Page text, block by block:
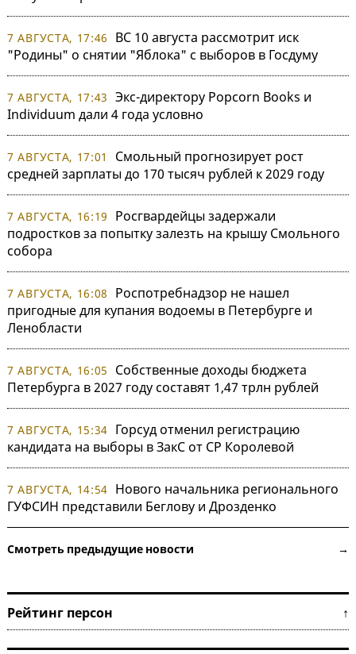
7 АВГУСТА, 17:46
ВС 10 августа рассмотрит иск
"Родины" о снятии "Яблока" с выборов в Госдуму
7 АВГУСТА, 17:43 Экс-директору Popcorn Books и
Individuum дали 4 года условно
7 АВГУСТА, 17:01
Смольный прогнозирует рост
средней зарплаты до 170 тысяч рублей к 2029 году
7 АВГУСТА, 16:19
Росгвардейцы задержали
подростков за попытку залезть на крышу Смольного
собора
7 АВГУСТА, 16:08
Роспотребнадзор не нашел
пригодные для купания водоемы в Петербурге и
Ленобласти
7 АВГУСТА, 16:05
Собственные доходы бюджета
Петербурга в 2027 году составят 1,47 трлн рублей
7 АВГУСТА, 15:34 Горсуд отменил регистрацию
кандидата на выборы в ЗакС от СР Королевой
7 АВГУСТА, 14:54 Нового начальника регионального
ГУФСИН представили Беглову и Дрозденко
Смотреть предыдущие новости →
Рейтинг персон ↑